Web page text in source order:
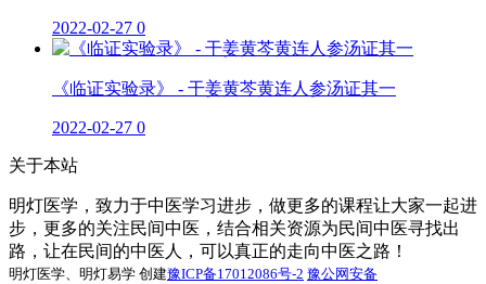
2022-02-27 0
《临证实验录》 - 干姜黄芩黄连人参汤证其一
2022-02-27 0
关于本站
明灯医学，致力于中医学习进步，做更多的课程让大家一起进
步，更多的关注民间中医，结合相关资源为民间中医寻找出
路，让在民间的中医人，可以真正的走向中医之路！
明灯医学、明灯易学 创建豫ICP备17012086号-2 豫公网安备